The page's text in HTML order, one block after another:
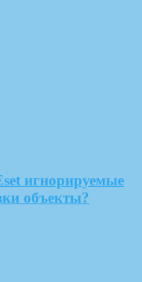
игнорируемые
объекты?